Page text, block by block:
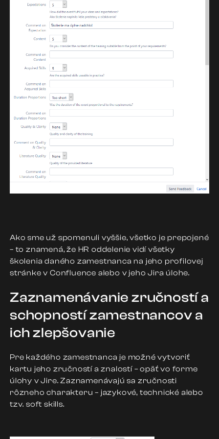
Ako sme už spomenuli vyššie, všetko je prepojené
– to znamená, že HR oddelenie vidí všetky
školenia daného zamestnanca na jeho profilovej
stránke v Confluence alebo v jeho Jira úlohe.
Zaznamenávanie zručností a
schopností zamestnancov a
ich zlepšovanie
Pre každého zamestnanca je možné vytvoriť
kartu jeho zručností a znalostí– opäť vo forme
úlohy v Jire. Zaznamenávajú sa zručnosti
rôzneho charakteru – jazykové, technické alebo
tzv. soft skills.